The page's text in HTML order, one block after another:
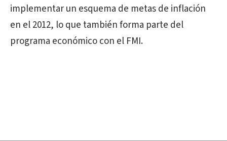
implementar un esquema de metas de inflación
en el 2012, lo que también forma parte del
programa económico con el FMI.